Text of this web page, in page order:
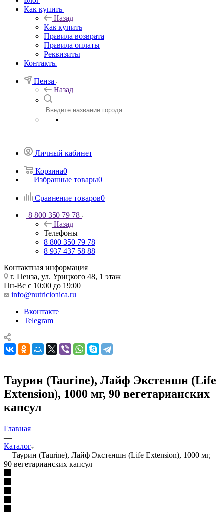
Как купить
Назад
Как купить
Правила возврата
Правила оплаты
Реквизиты
Контакты
Пенза
Назад
Личный кабинет
Корзина0
Избранные товары0
Сравнение товаров0
8 800 350 79 78
Назад
Телефоны
8 800 350 79 78
8 937 437 58 88
Контактная информация
г. Пенза, ул. Урицкого 48, 1 этаж
Пн-Вс с 10:00 до 19:00
info@nutricionica.ru
Вконтакте
Telegram
Таурин (Taurine), Лайф Экстеншн (Life
Extension), 1000 мг, 90 вегетарианских
капсул
Главная
—
Каталог
—Таурин (Taurine), Лайф Экстеншн (Life Extension), 1000 мг,
90 вегетарианских капсул